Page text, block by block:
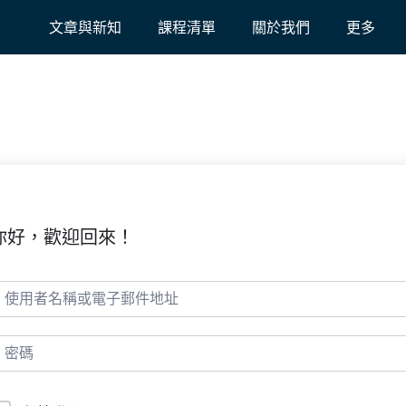
文章與新知 課程清單 關於我們 更多
好，歡迎回來！